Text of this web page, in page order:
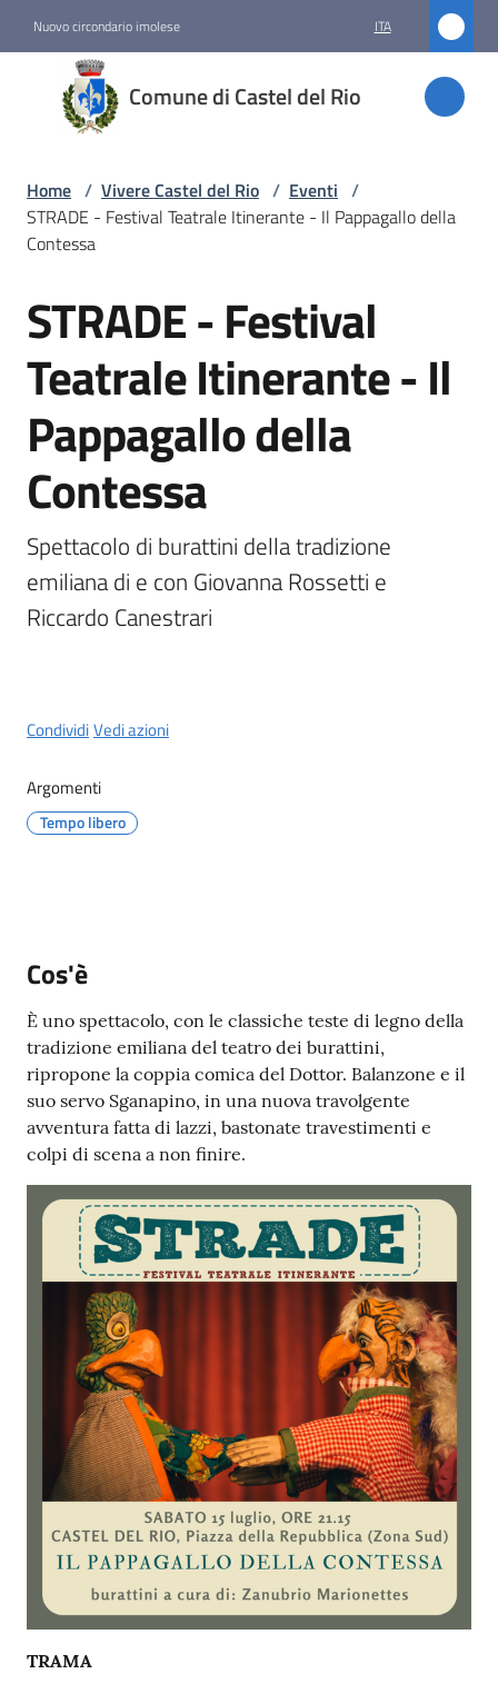
Nuovo circondario imolese ITA
Comune di Castel del Rio
Comune
di
Castel
Novità
Servizi
Vivere
Castel
del
Rio
Menu selezionato
on-
Tutti
gli
Home / Vivere Castel del Rio / Eventi /
STRADE - Festival Teatrale Itinerante - Il Pappagallo della
Contessa
Salta al contenuto
STRADE - Festival
Teatrale Itinerante - Il
Pappagallo della
Contessa
Spettacolo di burattini della tradizione
emiliana di e con Giovanna Rossetti e
Riccardo Canestrari
CondividiVedi azioni
Argomenti
Tempo libero
Cos'è
È uno spettacolo, con le classiche teste di legno della
tradizione emiliana del teatro dei burattini,
ripropone la coppia comica del Dottor. Balanzone e il
suo servo Sganapino, in una nuova travolgente
avventura fatta di lazzi, bastonate travestimenti e
colpi di scena a non finire.
TRAMA